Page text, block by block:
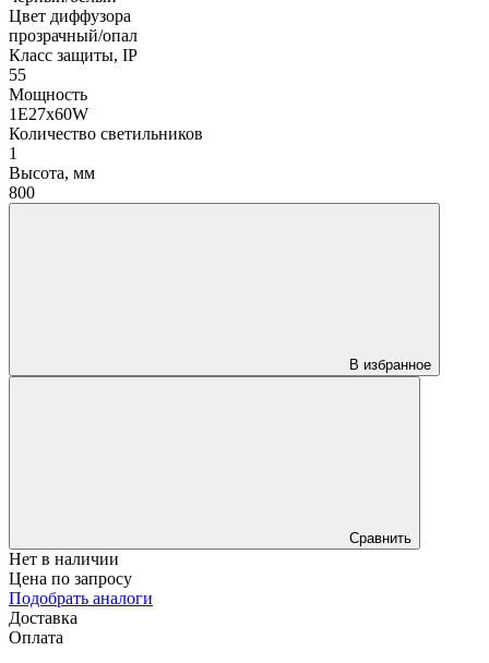
Цвет диффузора
прозрачный/опал
Класс защиты, IP
55
Мощность
1Е27х60W
Количество светильников
1
Высота, мм
800
В избранное
Сравнить
Нет в наличии
Цена по запросу
Подобрать аналоги
Доставка
Оплата